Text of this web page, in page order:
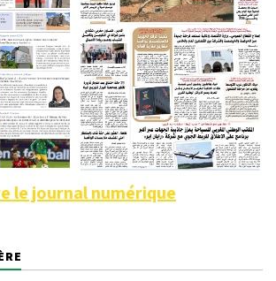
le journal numérique